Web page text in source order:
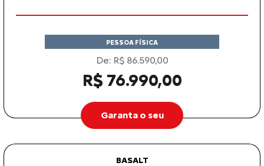
PESSOA FÍSICA
De: R$ 86.590,00
R$ 76.990,00
Garanta o seu
BASALT